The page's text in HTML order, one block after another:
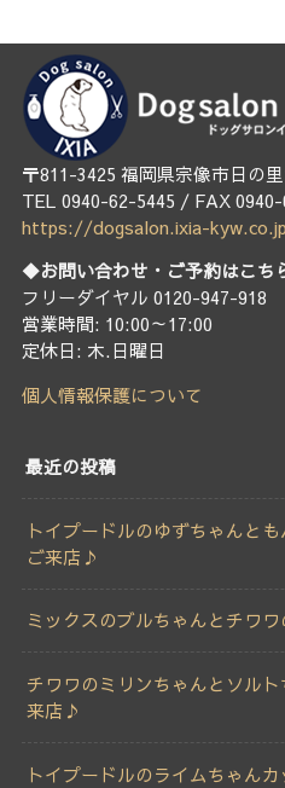
〒811-3425 福岡県宗像市日の
TEL 0940-62-5445 / FAX
https://dogsalon.ixia-kyw.co.jp
◆お問い合わせ・ご予約はこち
フリーダイヤル 0120-947-918
営業時間: 10:00～17:00
定休日: 木.日曜日
個人情報保護について
最近の投稿
トイプードルのゆずちゃんと
ご来店♪
ミックスのブルちゃんとチワ
チワワのミリンちゃんとソル
来店♪
トイプードルのライムちゃん